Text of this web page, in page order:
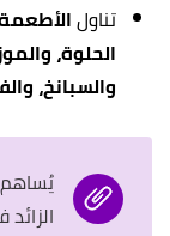
تناول
الحلوة،
والسبانخ،